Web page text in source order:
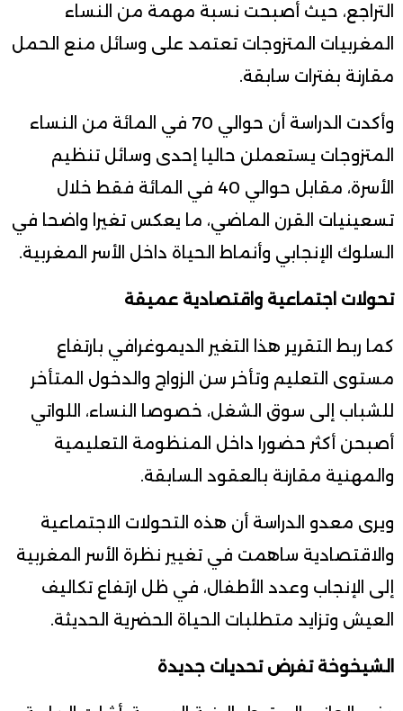
التراجع، حيث أصبحت نسبة مهمة من النساء
المغربيات المتزوجات تعتمد على وسائل منع الحمل
مقارنة بفترات سابقة.
وأكدت الدراسة أن حوالي 70 في المائة من النساء
المتزوجات يستعملن حاليا إحدى وسائل تنظيم
الأسرة، مقابل حوالي 40 في المائة فقط خلال
تسعينيات القرن الماضي، ما يعكس تغيرا واضحا في
السلوك الإنجابي وأنماط الحياة داخل الأسر المغربية.
تحولات اجتماعية واقتصادية عميقة
كما ربط التقرير هذا التغير الديموغرافي بارتفاع
مستوى التعليم وتأخر سن الزواج والدخول المتأخر
للشباب إلى سوق الشغل، خصوصا النساء، اللواتي
أصبحن أكثر حضورا داخل المنظومة التعليمية
والمهنية مقارنة بالعقود السابقة.
ويرى معدو الدراسة أن هذه التحولات الاجتماعية
والاقتصادية ساهمت في تغيير نظرة الأسر المغربية
إلى الإنجاب وعدد الأطفال، في ظل ارتفاع تكاليف
العيش وتزايد متطلبات الحياة الحضرية الحديثة.
الشيخوخة تفرض تحديات جديدة